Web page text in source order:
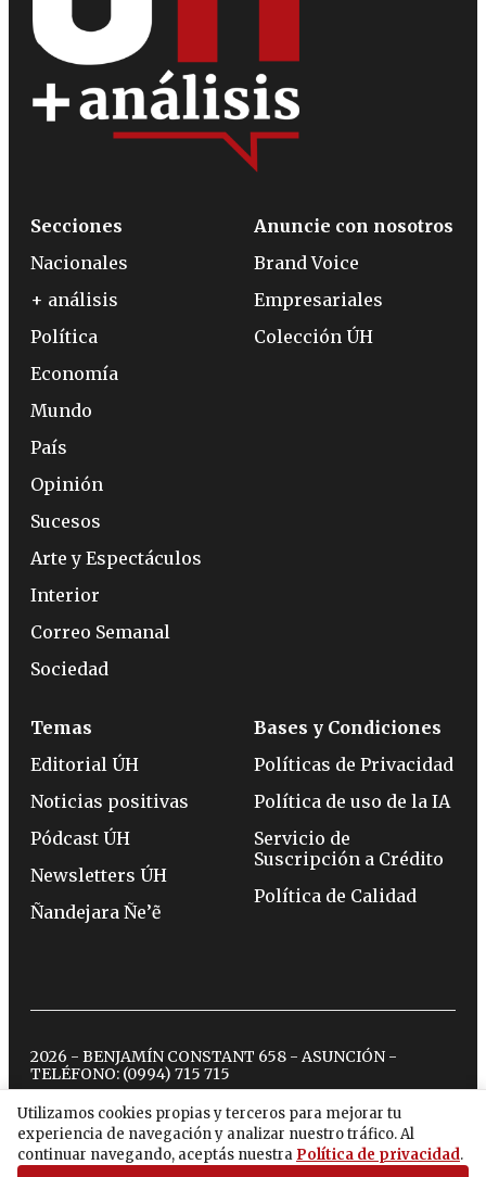
Utilizamos cookies propias y terceros para mejorar tu
experiencia de navegación y analizar nuestro tráfico. Al
continuar navegando, aceptás nuestra Política de privacidad.
Secciones
Nacionales
+ análisis
Política
Economía
Mundo
País
Opinión
Sucesos
Arte y Espectáculos
Interior
Correo Semanal
Sociedad
Anuncie con nosotros
Brand Voice
Empresariales
Colección ÚH
Temas
Editorial ÚH
Noticias positivas
Pódcast ÚH
Newsletters ÚH
Ñandejara Ñe’ẽ
Bases y Condiciones
Políticas de Privacidad
Política de uso de la IA
Servicio de
Suscripción a Crédito
Política de Calidad
2026 - BENJAMÍN CONSTANT 658 - ASUNCIÓN -
TELÉFONO: (0994) 715 715
twitterinstagram
facebook
tiktokyoutubespotify